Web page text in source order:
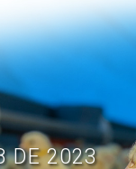
DE 2023